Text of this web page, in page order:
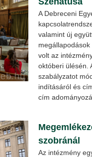
A Debreceni
valamint új
volt az
októberi ülésén.
szabályzatot
indításáról és
cím
szobránál
Az intézmény